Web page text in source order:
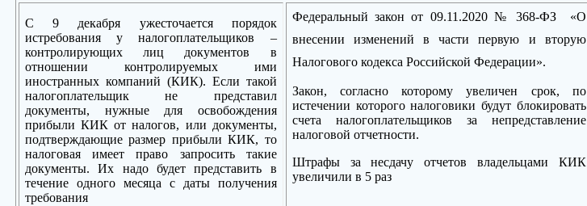
С 9 декабря ужесточается порядок
истребования у налогоплательщиков –
контролирующих лиц документов в
отношении контролируемых ими
иностранных компаний (КИК). Если такой
налогоплательщик не представил
документы, нужные для освобождения
прибыли КИК от налогов, или документы,
подтверждающие размер прибыли КИК, то
налоговая имеет право запросить такие
документы. Их надо будет представить в
течение одного месяца с даты получения
требования
Федеральный закон от 09.11.2020 № 368-ФЗ «О
внесении изменений в части первую и вторую
Налогового кодекса Российской Федерации».
Закон, согласно которому увеличен срок, по
истечении которого налоговики будут блокировать
счета налогоплательщиков за непредставление
налоговой отчетности.
Штрафы за несдачу отчетов владельцами КИК
увеличили в 5 раз